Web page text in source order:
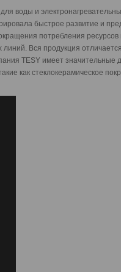
воды и электрон
быстрое развитие и
потребления
линий. Вся продукция
TESY имеет значительные
как стеклокерамическое